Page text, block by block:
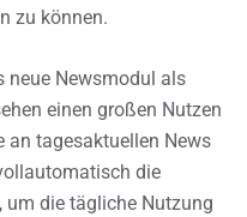
zu können.
neue Newsmodul als
einen großen Nutzen
an tagesaktuellen News
die
um die tägliche Nutzung